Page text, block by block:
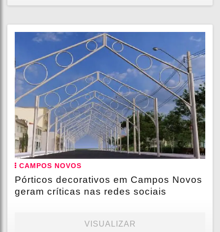
CAMPOS NOVOS
Pórticos decorativos em Campos Novos
geram críticas nas redes sociais
VISUALIZAR